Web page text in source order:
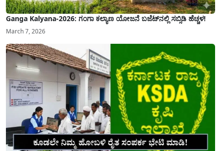
Ganga Kalyana-2026: ಗಂಗಾ ಕಲ್ಯಾಣ ಯೋಜನೆ ಬಜೆಟ್‌ನಲ್ಲಿ ಸಬ್ಸಿಡಿ ಹೆಚ್ಚಳ!
March 7, 2026